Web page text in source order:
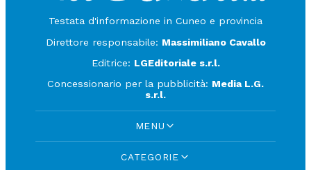
Testata d'informazione in Cuneo e provincia
Direttore responsabile: Massimiliano Cavallo
Editrice: LGEditoriale s.r.l.
Concessionario per la pubblicità: Media L.G.
s.r.l.
MENU
CATEGORIE